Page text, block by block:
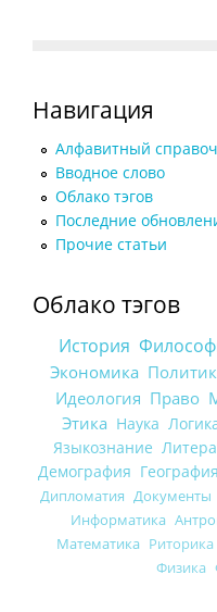
Навигация
Алфавитный
Вводное слово
Облако тэгов
Последние
Прочие статьи
Облако тэгов
История
Экономика
Идеология Право
Этика Наука
Языкознание
Демография География
Дипломатия Документы
Информатика
Математика Риторика
Физика